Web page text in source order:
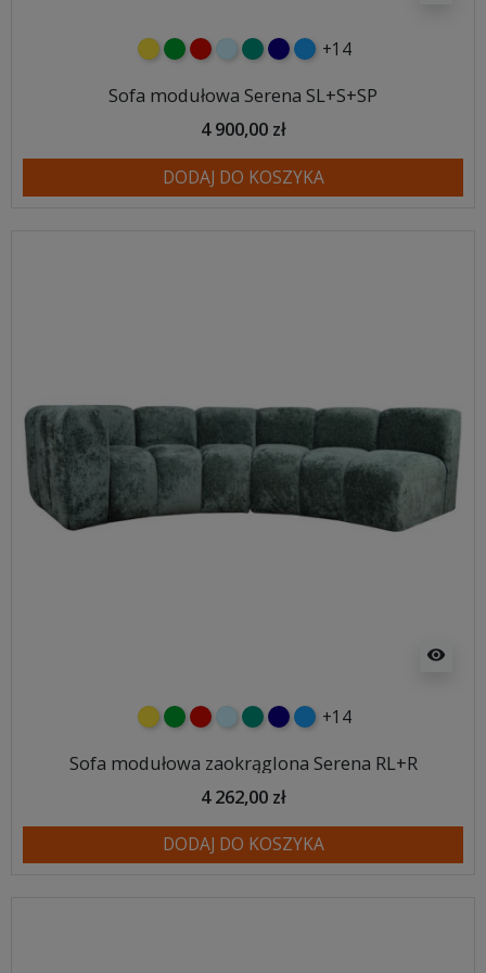
żółtyzielonyczerwony
błękitnyturkusowy
granatowy
niebieski
+14
Sofa modułowa Serena SL+S+SP
4 900,00 zł
DODAJ DO KOSZYKA
visibility
żółtyzielonyczerwony
błękitnyturkusowy
granatowy
niebieski
+14
Sofa modułowa zaokrąglona Serena RL+R
4 262,00 zł
DODAJ DO KOSZYKA